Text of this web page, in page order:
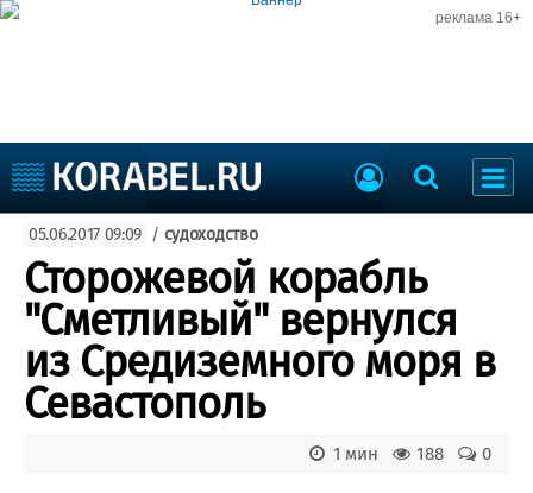
реклама 16+
Судоходство
Судоремонт
События
Пресс-релизы
Порты
Рыболовство
ВМФ
Образование
Яхты и катера
Еще
05.06.2017 09:09 / судоходство
Сторожевой корабль
"Сметливый" вернулся
из Средиземного моря в
Севастополь
0
188
1 мин